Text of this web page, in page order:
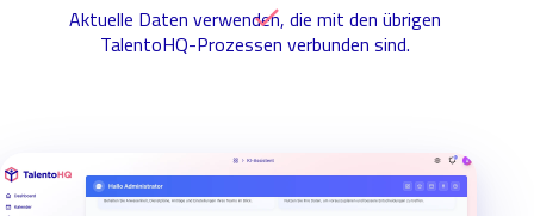
Aktuelle Daten verwenden, die mit den übrigen
TalentoHQ-Prozessen verbunden sind.